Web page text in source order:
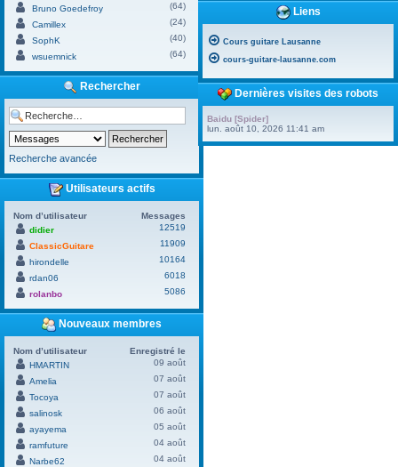
Bruno Goedefroy
(64)
Camillex
(24)
SophK
(40)
wsuemnick
(64)
Rechercher
Recherche avancée
Utilisateurs actifs
Nom d’utilisateur
Messages
didier
12519
ClassicGuitare
11909
hirondelle
10164
rdan06
6018
rolanbo
5086
Nouveaux membres
Nom d’utilisateur
Enregistré le
HMARTIN
09 août
Amelia
07 août
Tocoya
07 août
salinosk
06 août
ayayema
05 août
ramfuture
04 août
Narbe62
04 août
Liens
Cours guitare Lausanne
cours-guitare-lausanne.com
Dernières visites des robots
Baidu [Spider]
lun. août 10, 2026 11:41 am